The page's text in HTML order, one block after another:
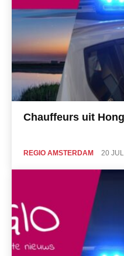
Chauffeurs uit
REGIO AMSTERDAM 20